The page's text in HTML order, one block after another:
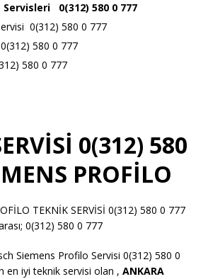
Servisleri 0(312) 580 0 777
0(312) 580 0 777
580 0 777
580 0 777
0(312) 580
PROFİLO
TEKNİK SERVİSİ 0(312) 580 0 777
0(312) 580 0 777
Siemens Profilo Servisi 0(312) 580 0
en iyi teknik servisi olan , ANKARA